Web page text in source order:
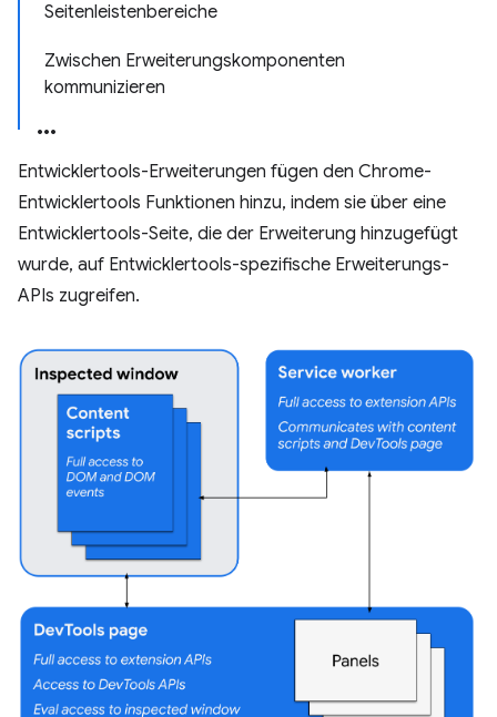
Seitenleistenbereiche
Zwischen Erweiterungskomponenten
kommunizieren
Entwicklertools-Erweiterungen fügen den Chrome-
Entwicklertools Funktionen hinzu, indem sie über eine
Entwicklertools-Seite, die der Erweiterung hinzugefügt
wurde, auf Entwicklertools-spezifische Erweiterungs-
APIs zugreifen.